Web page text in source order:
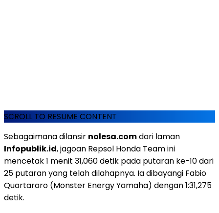
SCROLL TO RESUME CONTENT
Sebagaimana dilansir nolesa.comdari laman
Infopublik.id, jagoan Repsol Honda Team ini
mencetak 1 menit 31,060 detik pada putaran ke-10 dari
25 putaran yang telah dilahapnya. Ia dibayangi Fabio
Quartararo (Monster Energy Yamaha) dengan 1:31,275
detik.